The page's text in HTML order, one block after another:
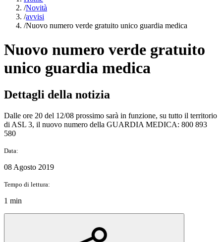
/Novità
/avvisi
/Nuovo numero verde gratuito unico guardia medica
Nuovo numero verde gratuito
unico guardia medica
Dettagli della notizia
Dalle ore 20 del 12/08 prossimo sarà in funzione, su tutto il territorio
di ASL 3, il nuovo numero della GUARDIA MEDICA: 800 893
580
Data:
08 Agosto 2019
Tempo di lettura:
1 min